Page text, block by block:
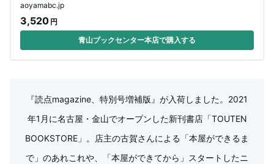
aoyamabc.jp
3,520 円
青山ブックセンター本店で購入する
『読点magazine、特別号増補版』が入荷しました。2021
年1月に名古屋・金山でオープンした新刊書店「TOUTEN
BOOKSTORE」。店主の古賀さんによる「本屋ができるま
で」のあれこれや、「本屋ができてから」スタートしたニ